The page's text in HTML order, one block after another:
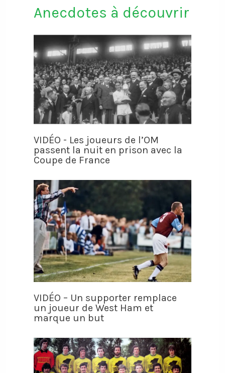
Anecdotes à découvrir
VIDÉO - Les joueurs de l’OM
passent la nuit en prison avec la
Coupe de France
VIDÉO – Un supporter remplace
un joueur de West Ham et
marque un but